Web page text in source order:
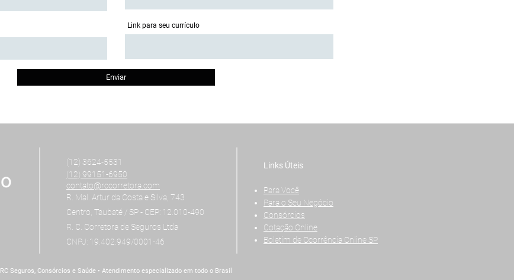
Link para seu currículo
Enviar
(12) 3624-5531
(12) 99151-6950
contato@rccorretora.com
R. Mal. Artur da Costa e Silva, 743
Centro, Taubaté / SP - CEP: 12.010-490
R. C. Corretora de Seguros Ltda
CNPJ: 19.402.949/0001-46
Links Úteis
Para Você
Para o Seu Negócio
Consórcios
Cotação Online
Boletim de Ocorrência Online SP
RC Seguros, Consórcios e Saúde • Atendimento especializado em todo o Brasil